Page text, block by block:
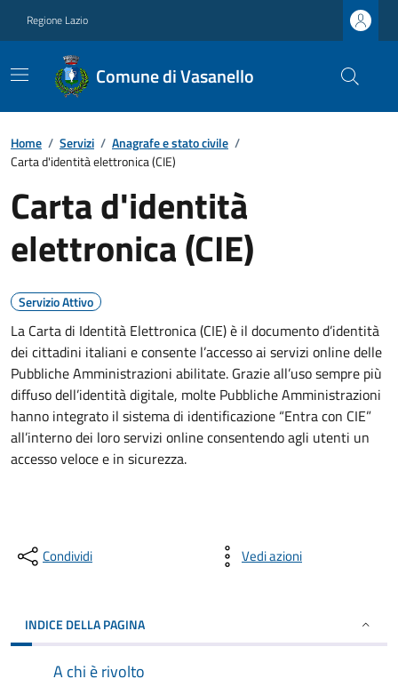
Regione Lazio
Comune di Vasanello
Home / Servizi / Anagrafe e stato civile /
Carta d'identità elettronica (CIE)
Carta d'identità
elettronica (CIE)
Servizio Attivo
La Carta di Identità Elettronica (CIE) è il documento d’identità
dei cittadini italiani e consente l’accesso ai servizi online delle
Pubbliche Amministrazioni abilitate. Grazie all’uso sempre più
diffuso dell’identità digitale, molte Pubbliche Amministrazioni
hanno integrato il sistema di identificazione “Entra con CIE”
all’interno dei loro servizi online consentendo agli utenti un
accesso veloce e in sicurezza.
Condividi Vedi azioni
INDICE DELLA PAGINA
A chi è rivolto